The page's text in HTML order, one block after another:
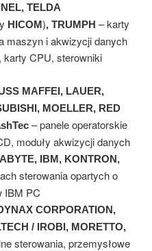
TELDA
HICOM), TRUMPH – karty
maszyn i akwizycji danych
karty CPU, sterowniki
MAFFEI, LAUER,
MOELLER, RED
– panele operatorskie
moduły akwizycji danych
IBM, KONTRON,
sterowania opartych o
IBM PC
CORPORATION,
/ IROBI, MORETTO,
sterowania, przemysłowe